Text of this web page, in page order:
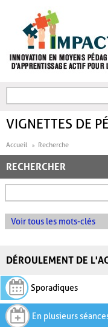
FORMULAIRE DE
VIGNETTES DE
Accueil Recherche
RECHERCHER
Voir tous les mots-clés
DÉROULEMENT DE
Sporadiques
En plusieurs